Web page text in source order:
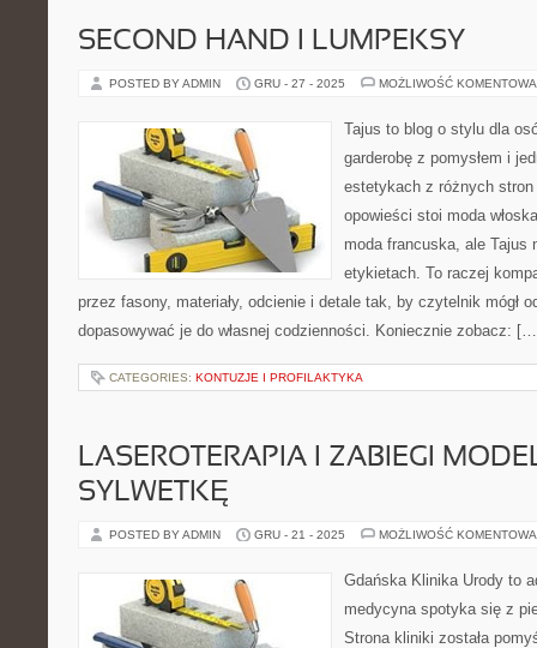
SECOND HAND I LUMPEKSY
POSTED BY ADMIN GRU - 27 - 2025 MOŻLIWOŚĆ
Tajus to blog o stylu dla
garderobę z pomysłem i
estetykach z różnych
opowieści stoi moda
moda francuska, ale Tajus
etykietach. To raczej
przez fasony, materiały, odcienie i detale tak, by czytelnik mógł
dopasowywać je do własnej codzienności. Koniecznie zobacz:
CATEGORIES: KONTUZJE I PROFILAKTYKA
LASEROTERAPIA I ZABIEGI
SYLWETKĘ
POSTED BY ADMIN GRU - 21 - 2025 MOŻLIWOŚĆ
Gdańska Klinika Urody to
medycyna spotyka się z
Strona kliniki została